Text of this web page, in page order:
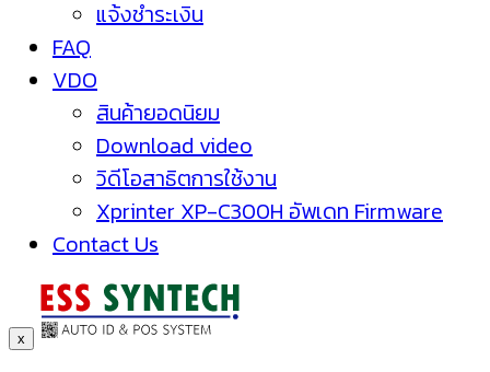
แจ้งชำระเงิน
FAQ
VDO
สินค้ายอดนิยม
Download video
วิดีโอสาธิตการใช้งาน
Xprinter XP-C300H อัพเดท Firmware
Contact Us
x